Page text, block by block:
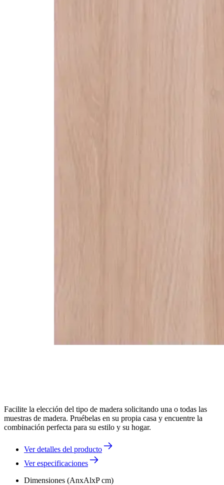
Facilite la elección del tipo de madera solicitando una o todas las
muestras de madera. Pruébelas en su propia casa y encuentre la
combinación perfecta para su estilo y su hogar.
Ver detalles del producto
Ver especificaciones
Dimensiones (AnxAlxP cm)